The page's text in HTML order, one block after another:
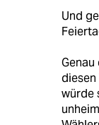
Und
Genau
diesen
würde